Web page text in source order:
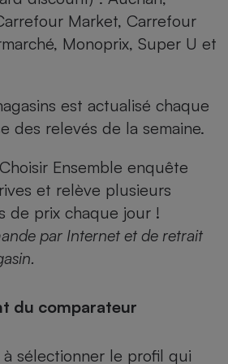
Market, Carrefour
Monoprix, Super U et
est actualisé chaque
des relevés de la semaine.
Ensemble enquête
et relève plusieurs
de prix chaque jour !
par Internet et de retrait
du comparateur
sélectionner le profil qui